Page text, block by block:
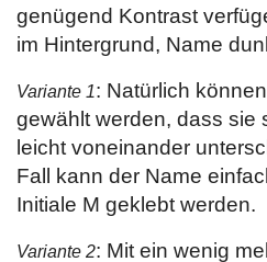
genügend Kontrast
im Hintergrund, Name
Variante 1: Natürlich
gewählt werden, dass sie
leicht voneinander
Fall kann der Name
Initiale M geklebt werden.
Variante 2: Mit ein wenig